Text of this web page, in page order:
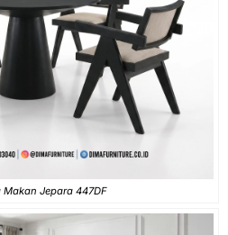
Makan Jepara 447DF